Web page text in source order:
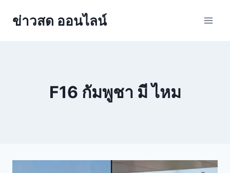
ข่าวสด ออนไลน์
F16 กัมพูชา มี ไหม